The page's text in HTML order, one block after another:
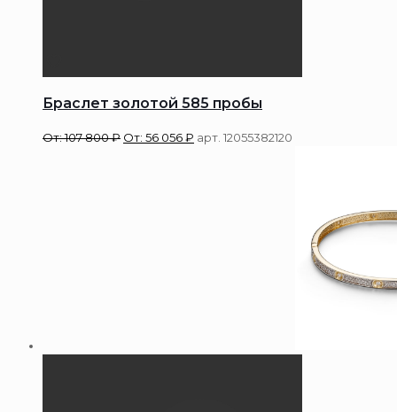
Браслет золотой 585 пробы
От:107 800₽ От: 56 056₽ арт. 12055382120